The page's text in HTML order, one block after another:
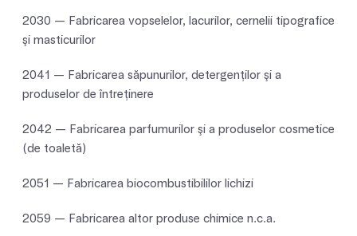
2030 — Fabricarea vopselelor, lacurilor, cernelii tipografice
şi masticurilor
2041 — Fabricarea săpunurilor, detergenţilor şi a
produselor de întreţinere
2042 — Fabricarea parfumurilor şi a produselor cosmetice
(de toaletă)
2051 — Fabricarea biocombustibililor lichizi
2059 — Fabricarea altor produse chimice n.c.a.